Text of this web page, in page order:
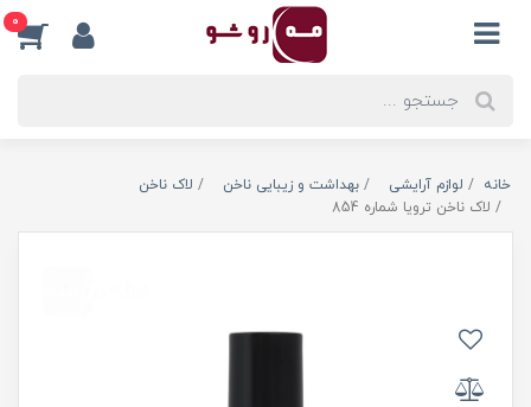
0
خانه لوازم آرایشی بهداشت و زیبایی ناخن
لاک ناخن
لاک ناخن ترویا شماره 854